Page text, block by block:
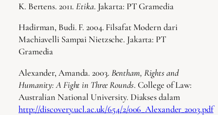
K. Bertens. 2011.Etika. Jakarta: PT Gramedia
Hadirman, Budi. F. 2004. Filsafat Modern dari
Machiavelli Sampai Nietzsche. Jakarta: PT
Gramedia
Alexander, Amanda. 2003. Bentham, Rights and
Humanity: A Fight in Three Rounds. College of Law:
Australian National University. Diakses dalam
http://discovery.ucl.ac.uk/654/2/006_Alexander_2003.pdf